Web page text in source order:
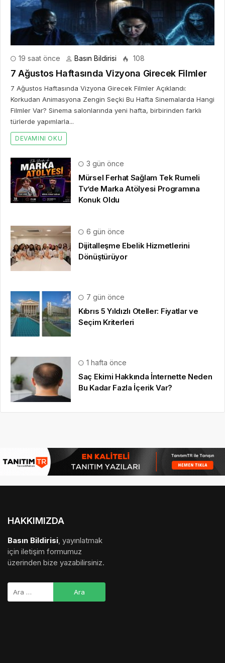
19 saat önce Basın Bildirisi 108
7 Ağustos Haftasında Vizyona Girecek Filmler
7 Ağustos Haftasında Vizyona Girecek Filmler Açıklandı:
Korkudan Animasyona Zengin Seçki Bu Hafta Sinemalarda Hangi
Filmler Var? Sinema salonlarında yeni hafta, birbirinden farklı
türlerde yapımlarla...
DEVAMINI OKU
3 gün önce
Mürsel Ferhat Sağlam Tek Rumeli
Tv’de Marka Atölyesi Programına
Konuk Oldu
6 gün önce
Dijitalleşme Ebelik Hizmetlerini
Dönüştürüyor
7 gün önce
Kıbrıs 5 Yıldızlı Oteller: Fiyatlar ve
Seçim Kriterleri
1 hafta önce
Saç Ekimi Hakkında İnternette Neden
Bu Kadar Fazla İçerik Var?
HAKKIMIZDA
Basın Bildirisi, yayınlatmak
için iletişim formumuz
üzerinden bize yazabilirsiniz.